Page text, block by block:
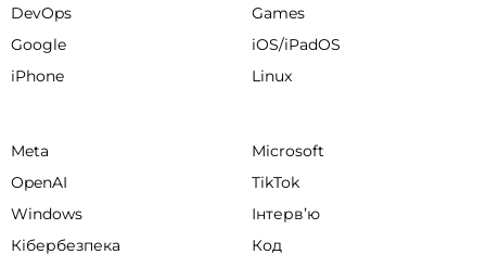
DevOps
Games
Google
iOS/iPadOS
iPhone
Linux
Meta
Microsoft
OpenAI
TikTok
Windows
Інтервʼю
Кібербезпека
Код